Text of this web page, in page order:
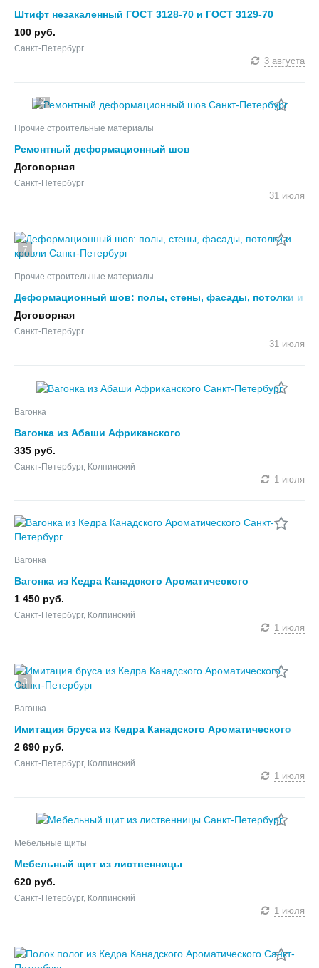
Штифт незакаленный ГОСТ 3128-70 и ГОСТ 3129-70
100 руб.
Санкт-Петербург
3 августа
2
Прочие строительные материалы
Ремонтный деформационный шов
Договорная
Санкт-Петербург
31 июля
7
Прочие строительные материалы
Деформационный шов: полы, стены, фасады, потолки и
кровли
Договорная
Санкт-Петербург
31 июля
Вагонка
Вагонка из Абаши Африканского
335 руб.
Санкт-Петербург, Колпинский
1 июля
Вагонка
Вагонка из Кедра Канадского Ароматического
1 450 руб.
Санкт-Петербург, Колпинский
1 июля
3
Вагонка
Имитация бруса из Кедра Канадского Ароматического
2 690 руб.
Санкт-Петербург, Колпинский
1 июля
Мебельные щиты
Мебельный щит из лиственницы
620 руб.
Санкт-Петербург, Колпинский
1 июля